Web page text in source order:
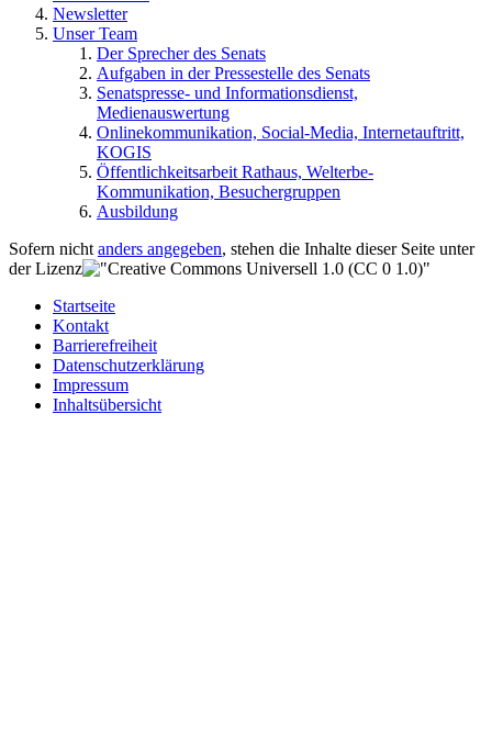
Newsletter
Unser Team
Der Sprecher des Senats
Aufgaben in der Pressestelle des Senats
Senatspresse- und Informationsdienst,
Medienauswertung
Onlinekommunikation, Social-Media, Internetauftritt,
KOGIS
Öffentlichkeitsarbeit Rathaus, Welterbe-
Kommunikation, Besuchergruppen
Ausbildung
Sofern nicht anders angegeben, stehen die Inhalte dieser Seite unter
der Lizenz
Startseite
Kontakt
Barrierefreiheit
Datenschutzerklärung
Impressum
Inhaltsübersicht